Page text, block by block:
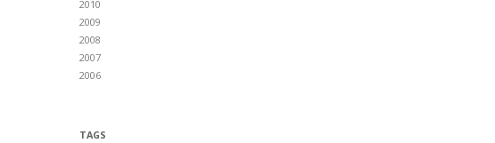
2010
2009
2008
2007
2006
TAGS